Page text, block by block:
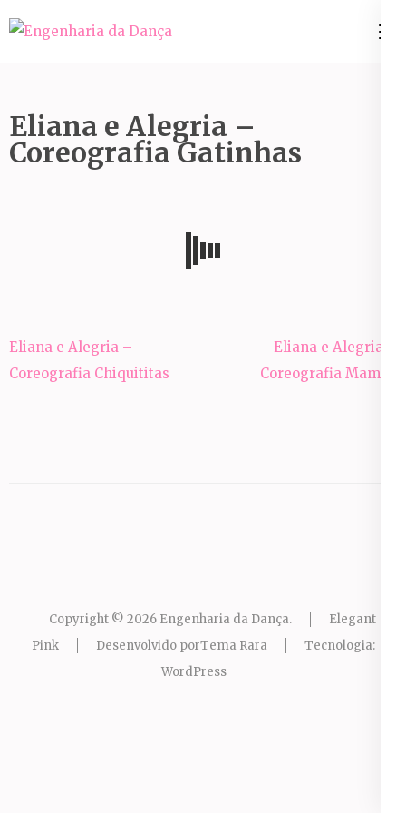
para
(Pressione
Enter)
Eliana e Alegria –
Coreografia Gatinhas
Navegação
de
Eliana e Alegria –
Coreografia Chiquititas
Eliana e Alegria –
Coreografia Mambo
Copyright © 2026 Engenharia da Dança.
Elegant
Pink
Desenvolvido porTema Rara
Tecnologia:
WordPress